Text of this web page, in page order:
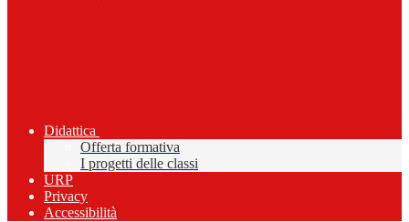
Didattica
Offerta formativa
I progetti delle classi
URP
Privacy
Accessibilità